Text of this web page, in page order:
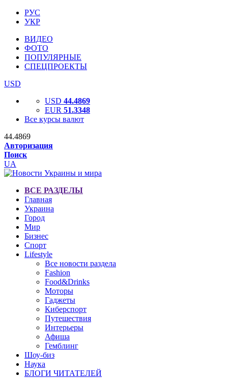
РУС
УКР
ВИДЕО
ФОТО
ПОПУЛЯРНЫЕ
СПЕЦПРОЕКТЫ
USD
USD 44.4869
EUR 51.3348
Все курсы валют
44.4869
Авторизация
Поиск
UA
ВСЕ РАЗДЕЛЫ
Главная
Украина
Город
Мир
Бизнес
Спорт
Lifestyle
Все новости раздела
Fashion
Food&Drinks
Моторы
Гаджеты
Киберспорт
Путешествия
Интерьеры
Афиша
Гемблинг
Шоу-биз
Наука
БЛОГИ ЧИТАТЕЛЕЙ